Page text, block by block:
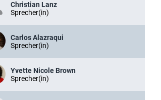
Christian Lanz
Sprecher(in)
Carlos Alazraqui
Sprecher(in)
Yvette Nicole Brown
Sprecher(in)